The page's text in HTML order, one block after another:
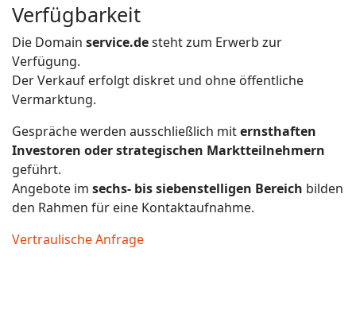
Verfügbarkeit
Die Domain service.desteht zum Erwerb zur
Verfügung.
Der Verkauf erfolgt diskret und ohne öffentliche
Vermarktung.
Gespräche werden ausschließlich miternsthaften
Investoren oder strategischen Marktteilnehmern
geführt.
Angebote im sechs- bis siebenstelligen Bereich bilden
den Rahmen für eine Kontaktaufnahme.
Vertraulische Anfrage